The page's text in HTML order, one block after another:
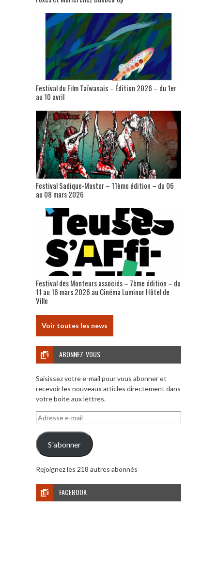
Festival du Film Taïwanais – Édition 2026 – du 1er
au 10 avril
Festival Sadique-Master – 11ème édition – du 06
au 08 mars 2026
Festival des Monteurs associés – 7ème édition – du
11 au 16 mars 2026 au Cinéma Luminor Hôtel de
Ville
Voir toutes les news
ABONNEZ-VOUS
Saisissez votre e-mail pour vous abonner et
recevoir les nouveaux articles directement dans
votre boite aux lettres.
Adresse
e-
mail
S'abonner
Rejoignez les 218 autres abonnés
FACEBOOK